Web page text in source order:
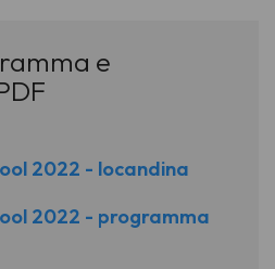
e
2022 - locandina
2022 - programma